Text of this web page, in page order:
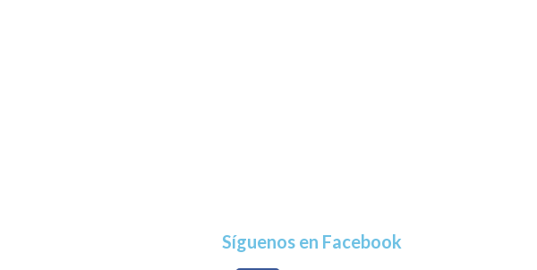
Síguenos en Facebook